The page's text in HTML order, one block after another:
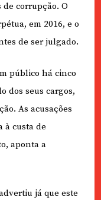
de corrupção. O
em 2016, e o
de ser julgado.
público há cinco
dos seus cargos,
As acusações
à custa de
aponta a
já que este